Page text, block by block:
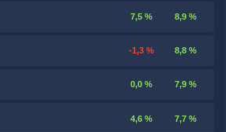
7,5 % 8,9 %
-1,3 % 8,8 %
0,0 % 7,9 %
4,6 % 7,7 %